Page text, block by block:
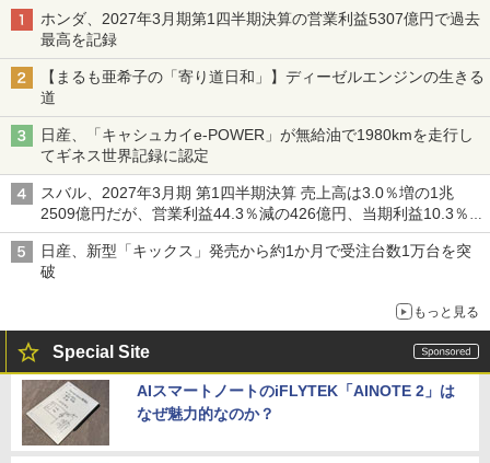
ホンダ、2027年3月期第1四半期決算の営業利益5307億円で過去
最高を記録
【まるも亜希子の「寄り道日和」】ディーゼルエンジンの生きる
道
日産、「キャシュカイe-POWER」が無給油で1980kmを走行し
てギネス世界記録に認定
スバル、2027年3月期 第1四半期決算 売上高は3.0％増の1兆
2509億円だが、営業利益44.3％減の426億円、当期利益10.3％減
の492億円で増収減益
日産、新型「キックス」発売から約1か月で受注台数1万台を突
破
もっと見る
Special Site
AIスマートノートのiFLYTEK「AINOTE 2」は
なぜ魅力的なのか？